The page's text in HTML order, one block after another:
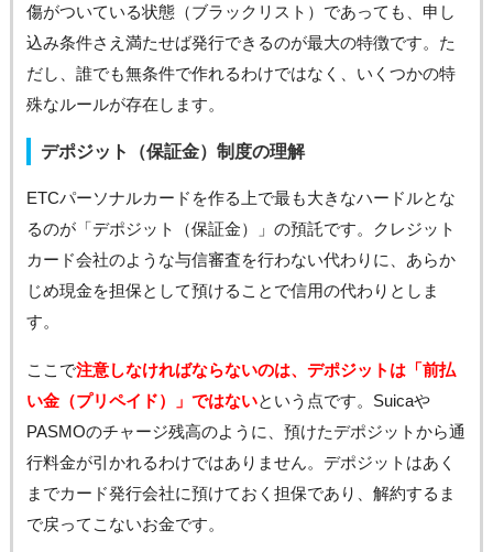
傷がついている状態（ブラックリスト）であっても、申し
込み条件さえ満たせば発行できるのが最大の特徴です。た
だし、誰でも無条件で作れるわけではなく、いくつかの特
殊なルールが存在します。
デポジット（保証金）制度の理解
ETCパーソナルカードを作る上で最も大きなハードルとな
るのが「デポジット（保証金）」の預託です。クレジット
カード会社のような与信審査を行わない代わりに、あらか
じめ現金を担保として預けることで信用の代わりとしま
す。
ここで注意しなければならないのは、デポジットは「前払
い金（プリペイド）」ではないという点です。Suicaや
PASMOのチャージ残高のように、預けたデポジットから通
行料金が引かれるわけではありません。デポジットはあく
までカード発行会社に預けておく担保であり、解約するま
で戻ってこないお金です。